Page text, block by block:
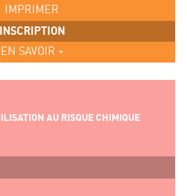
IMPRIMER
INSCRIPTION
EN SAVOIR +
AU RISQUE CHIMIQUE